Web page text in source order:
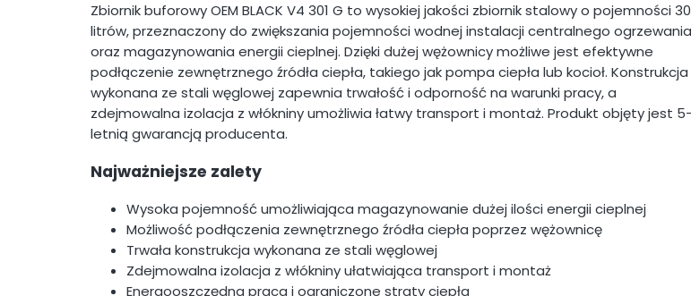
Zbiornik buforowy OEM BLACK V4 301 G to wysokiej jakości zbiornik stalowy o pojemności
litrów, przeznaczony do zwiększania pojemności wodnej instalacji centralnego ogrzewania
oraz magazynowania energii cieplnej. Dzięki dużej wężownicy możliwe jest efektywne
podłączenie zewnętrznego źródła ciepła, takiego jak pompa ciepła lub kocioł. Konstrukcja
wykonana ze stali węglowej zapewnia trwałość i odporność na warunki pracy, a
zdejmowalna izolacja z włókniny umożliwia łatwy transport i montaż. Produkt objęty jest 5-
letnią gwarancją producenta.
Najważniejsze zalety
Wysoka pojemność umożliwiająca magazynowanie dużej ilości energii cieplnej
Możliwość podłączenia zewnętrznego źródła ciepła poprzez wężownicę
Trwała konstrukcja wykonana ze stali węglowej
Zdejmowalna izolacja z włókniny ułatwiająca transport i montaż
Energooszczędna praca i ograniczone straty ciepła